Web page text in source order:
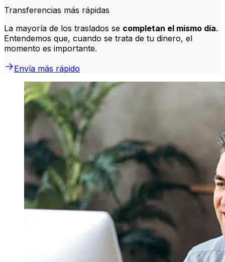
Transferencias más rápidas
La mayoría de los traslados se completan el mismo día.
Entendemos que, cuando se trata de tu dinero, el
momento es importante.
Envía más rápido